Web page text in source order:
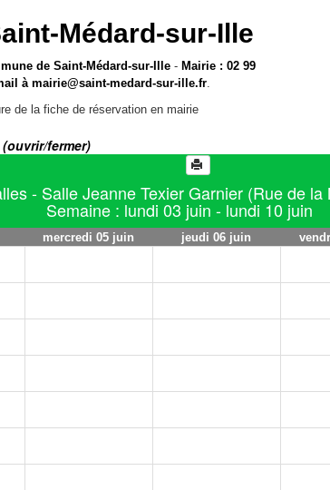
Médard-sur-Ille
de Saint-Médard-sur-Ille - Mairie : 02 99
àmairie@saint-medard-sur-ille.fr.
de la fiche de réservation en mairie
(ouvrir/fermer)
- Salle Jeanne Texier Garnier (Rue de la
Semaine : lundi 03 juin - lundi 10 juin
mercredi 05 juin jeudi 06 juin